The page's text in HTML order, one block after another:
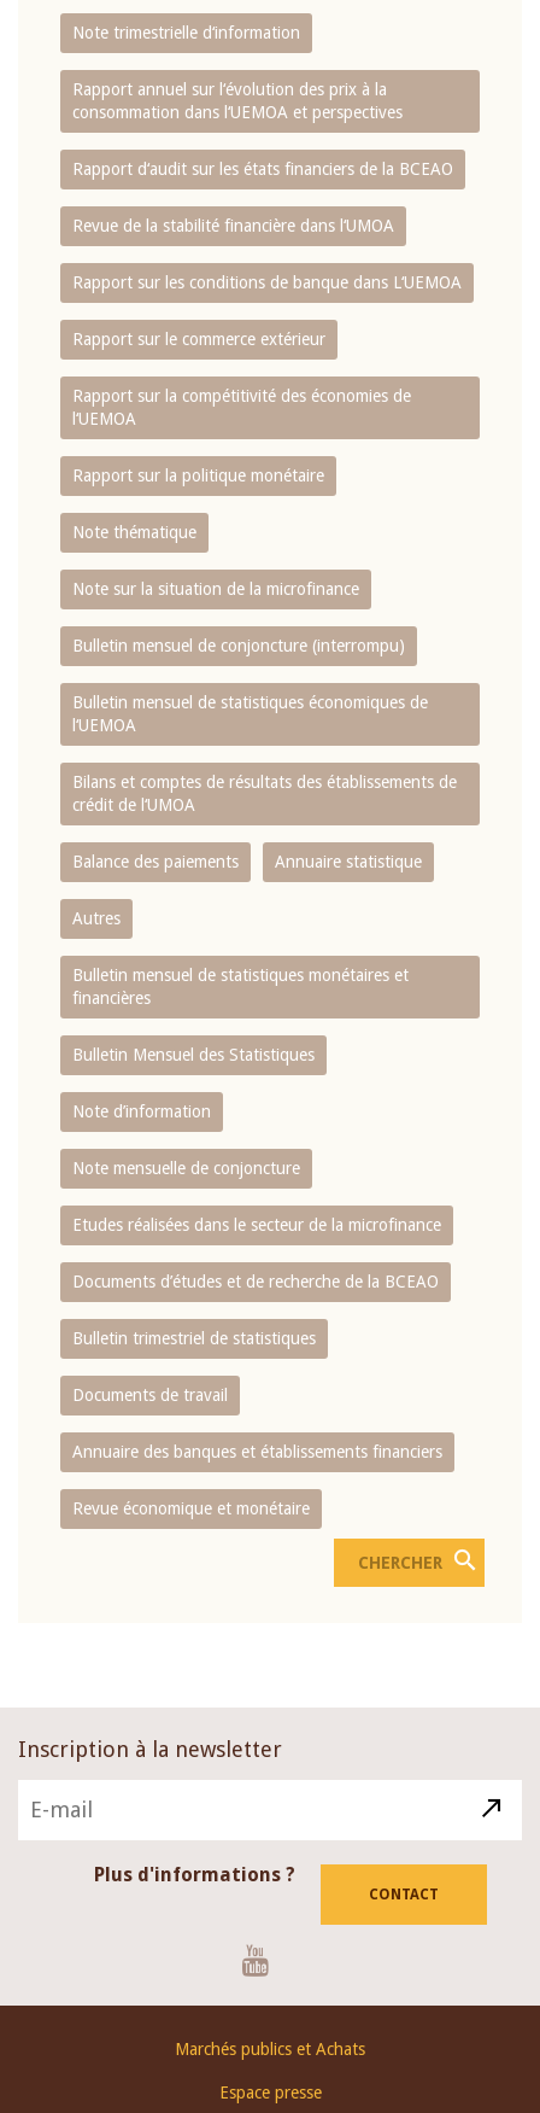
Note trimestrielle d‘information
Rapport annuel sur l‘évolution des prix à la
consommation dans l‘UEMOA et perspectives
Rapport d‘audit sur les états financiers de la BCEAO
Revue de la stabilité financière dans l‘UMOA
Rapport sur les conditions de banque dans L‘UEMOA
Rapport sur le commerce extérieur
Rapport sur la compétitivité des économies de
l‘UEMOA
Rapport sur la politique monétaire
Note thématique
Note sur la situation de la microfinance
Bulletin mensuel de conjoncture (interrompu)
Bulletin mensuel de statistiques économiques de
l‘UEMOA
Bilans et comptes de résultats des établissements de
crédit de l‘UMOA
Balance des paiements Annuaire statistique
Autres
Bulletin mensuel de statistiques monétaires et
financières
Bulletin Mensuel des Statistiques
Note d’information
Note mensuelle de conjoncture
Etudes réalisées dans le secteur de la microfinance
Documents d’études et de recherche de la BCEAO
Bulletin trimestriel de statistiques
Documents de travail
Annuaire des banques et établissements financiers
Revue économique et monétaire
Inscription à la newsletter
Plus d'informations ?
CONTACT
Marchés publics et Achats
Espace presse